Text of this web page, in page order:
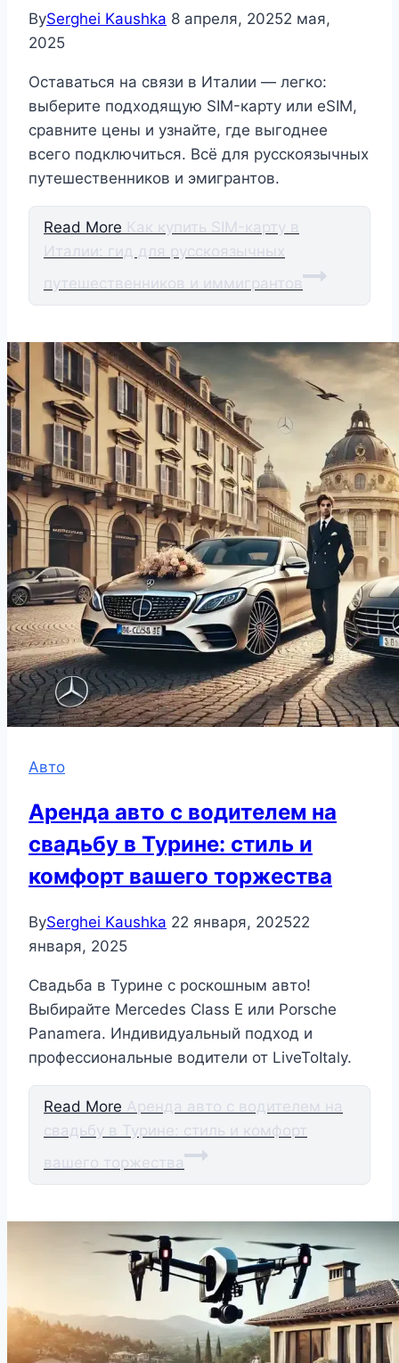
BySerghei Kaushka 8 апреля, 20252 мая,
2025
Оставаться на связи в Италии — легко:
выберите подходящую SIM-карту или eSIM,
сравните цены и узнайте, где выгоднее
всего подключиться. Всё для русскоязычных
путешественников и эмигрантов.
Read More Как купить SIM-карту в
Италии: гид для русскоязычных
путешественников и иммигрантов
Авто
Аренда авто с водителем на
свадьбу в Турине: стиль и
комфорт вашего торжества
BySerghei Kaushka 22 января, 202522
января, 2025
Свадьба в Турине с роскошным авто!
Выбирайте Mercedes Class E или Porsche
Panamera. Индивидуальный подход и
профессиональные водители от LiveToItaly.
Read More Аренда авто с водителем на
свадьбу в Турине: стиль и комфорт
вашего торжества